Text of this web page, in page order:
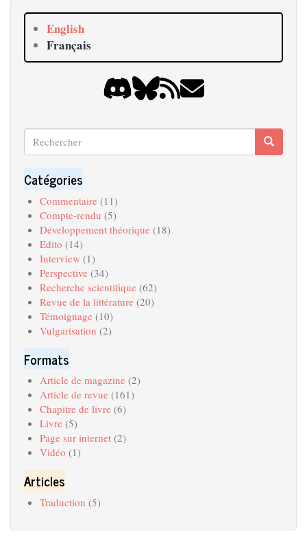
English
Français
Search
Rechercher
Catégories
Commentaire (11)
Compte-rendu (5)
Développement théorique (18)
Edito (14)
Interview (1)
Perspective (34)
Recherche scientifique (62)
Revue de la littérature (20)
Témoignage (10)
Vulgarisation (2)
Formats
Article de magazine (2)
Article de revue (161)
Chapitre de livre (6)
Livre (5)
Page sur internet(2)
Vidéo (1)
Articles
Traduction (5)